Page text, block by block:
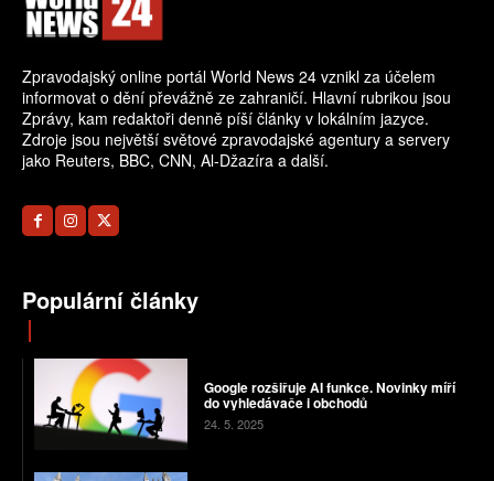
Zpravodajský online portál World News 24 vznikl za účelem
informovat o dění převážně ze zahraničí. Hlavní rubrikou jsou
Zprávy, kam redaktoři denně píší články v lokálním jazyce.
Zdroje jsou největší světové zpravodajské agentury a servery
jako Reuters, BBC, CNN, Al-Džazíra a další.
Populární články
Google rozšiřuje AI funkce. Novinky míří
do vyhledávače i obchodů
24. 5. 2025